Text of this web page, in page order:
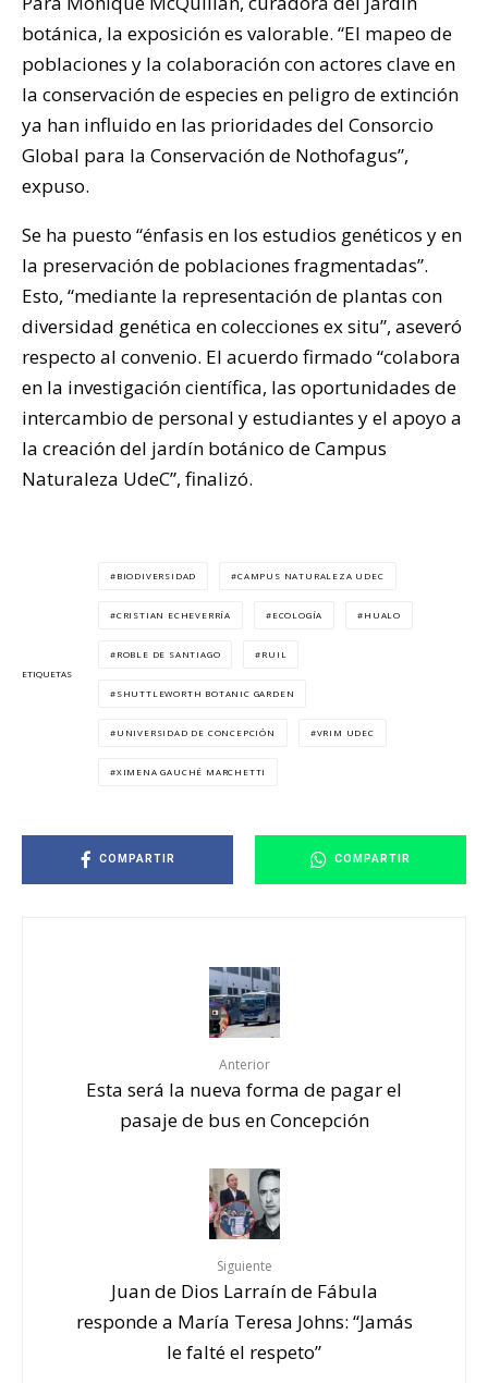
botánica, la exposición es valorable. “El mapeo de
poblaciones y la colaboración con actores clave en
la conservación de especies en peligro de extinción
ya han influido en las prioridades del Consorcio
Global para la Conservación de Nothofagus”,
expuso.
Se ha puesto “énfasis en los estudios genéticos y en
la preservación de poblaciones fragmentadas”.
Esto, “mediante la representación de plantas con
diversidad genética en colecciones ex situ”, aseveró
respecto al convenio. El acuerdo firmado “colabora
en la investigación científica, las oportunidades de
intercambio de personal y estudiantes y el apoyo a
la creación del jardín botánico de Campus
Naturaleza UdeC”, finalizó.
ETIQUETAS
BIODIVERSIDAD CAMPUS NATURALEZA UDEC
CRISTIAN ECHEVERRÍA ECOLOGÍA HUALO
ROBLE DE SANTIAGO RUIL
SHUTTLEWORTH BOTANIC GARDEN
UNIVERSIDAD DE CONCEPCIÓN VRIM UDEC
XIMENA GAUCHÉ MARCHETTI
COMPARTIR COMPARTIR
Anterior
Esta será la nueva forma de pagar el
pasaje de bus en Concepción
Siguiente
Juan de Dios Larraín de Fábula
responde a María Teresa Johns: “Jamás
le falté el respeto”